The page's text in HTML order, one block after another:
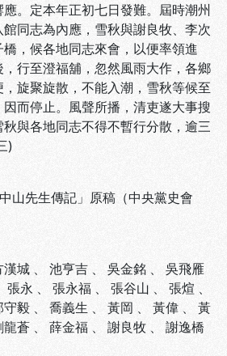
。定本年正初七日發難。屆時潮州
同志為內應，雪秋與謝良牧、李次
，候各地同志來會，以便率領進
行至澄福舖，忽然風雨大作，各鄉
旋聚旋散，不能入潮，雪秋等候至
而停止。風聲所播，清吏遂大事搜
與各地同志不得不暫行分散，逾三
)
山先生傳記」原稿（中央黨史會
漢城 、 池亨吉 、 吳金銘 、 吳飛雁
張永 、 張永福 、 張谷山 、 張煊 、
守毅 、 喬義生 、 黃岡 、 黃偉 、 黃
龍蒼 、 薛金福 、 謝良牧 、 謝逸橋